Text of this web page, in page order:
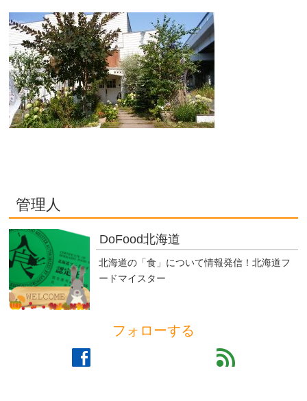
管理人
DoFood北海道
北海道の「食」について情報発信！北海道フ
ードマイスター
フォローする
facebook feed